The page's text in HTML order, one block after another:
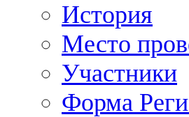
История
Место
Участники
Форма